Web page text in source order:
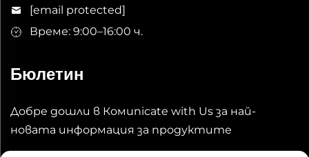
[email protected]
Време: 9:00–16:00 ч.
Бюлетин
Добре дошли в Комunicate with Us за най-
новата информация за продуктите